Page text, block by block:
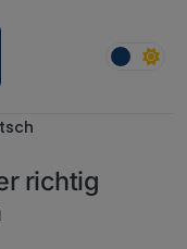
richtig